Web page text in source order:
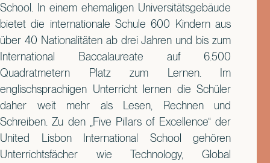
School. In einem ehemaligen Universitätsgebäude
bietet die internationale Schule 600 Kindern aus
über 40 Nationalitäten ab drei Jahren und bis zum
International Baccalaureate auf 6.500
Quadratmetern Platz zum Lernen. Im
englischsprachigen Unterricht lernen die Schüler
daher weit mehr als Lesen, Rechnen und
Schreiben. Zu den „Five Pillars of Excellence“ der
United Lisbon International School gehören
Unterrichtsfächer wie Technology, Global